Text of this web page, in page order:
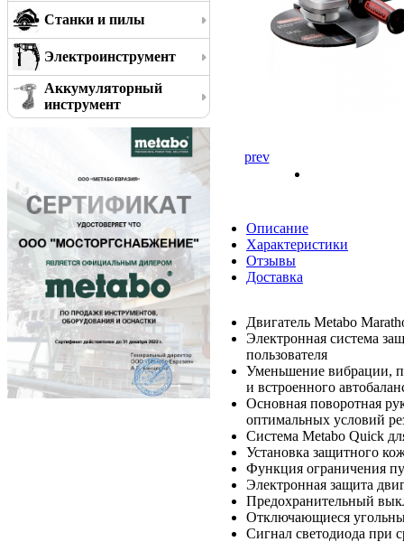
Станки и пилы
Электроинструмент
Аккумуляторный
инструмент
prev
Описание
Характеристики
Отзывы
Доставка
Двигатель Metabo
Электронная система
пользователя
Уменьшение вибрации,
и встроенного
Основная поворотная
оптимальных условий
Система Metabo Quick
Установка защитного
Функция ограничения
Электронная защита
Предохранительный
Отключающиеся
Сигнал светодиода при